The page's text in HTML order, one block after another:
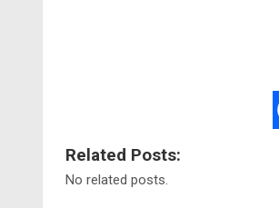
Related Posts:
No related posts.